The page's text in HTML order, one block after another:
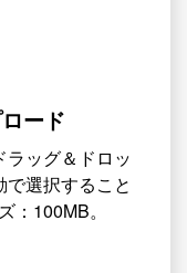
ード
ッグ＆ドロッ
選択すること
：100MB。